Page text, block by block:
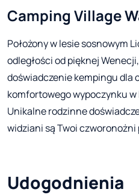
Camping Village
Położony w lesie sosnowym
odległości od pięknej
doświadczenie kempingu dla
komfortowego wypoczynku
Unikalne rodzinne
widziani są Twoi
Udogodnienia